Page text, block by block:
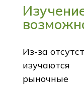
Из-за
рыночные